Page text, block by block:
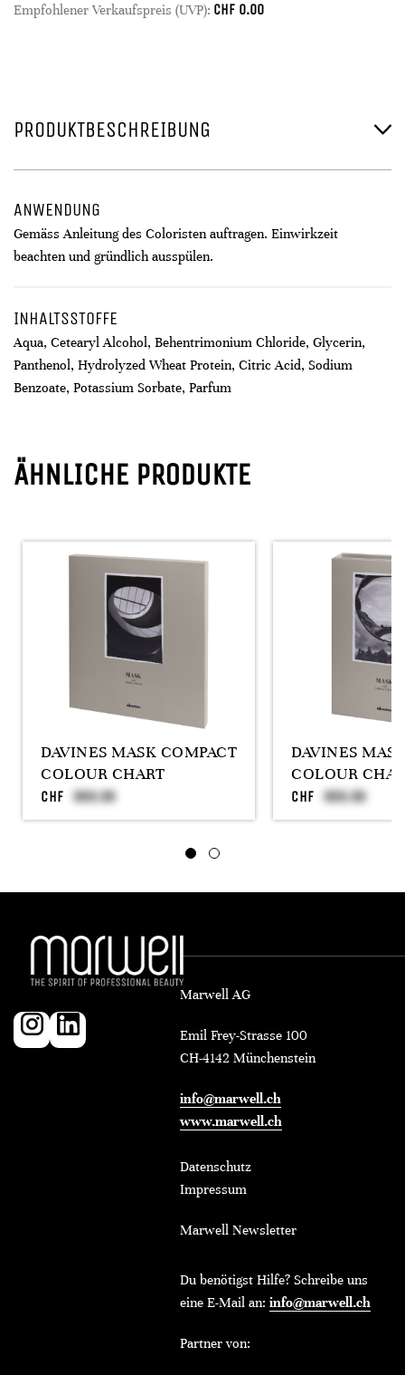
Empfohlener Verkaufspreis (UVP): CHF 0.00
PRODUKTBESCHREIBUNG
ANWENDUNG
Gemäss Anleitung des Coloristen auftragen. Einwirkzeit
beachten und gründlich ausspülen.
INHALTSSTOFFE
Aqua, Cetearyl Alcohol, Behentrimonium Chloride, Glycerin,
Panthenol, Hydrolyzed Wheat Protein, Citric Acid, Sodium
Benzoate, Potassium Sorbate, Parfum
ÄHNLICHE PRODUKTE
DAVINES MASK COMPACT
COLOUR CHART
CHF
DAVINES
COLOUR
CHF
Marwell AG
Emil Frey-Strasse 100
CH-4142 Münchenstein
info@marwell.ch
www.marwell.ch
Datenschutz
Impressum
Marwell Newsletter
Du benötigst Hilfe? Schreibe uns
eine E-Mail an: info@marwell.ch
Partner von: